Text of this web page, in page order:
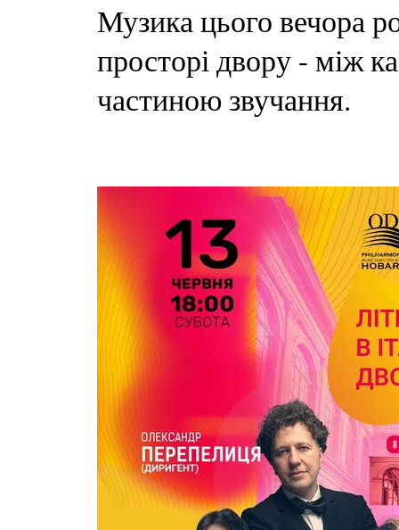
Музика цього вечора
просторі двору - між
частиною звучання.